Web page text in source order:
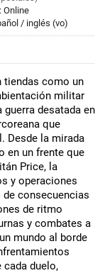
Online
/ inglés (vo)
tiendas como un
militar
desatada en
que
Desde la mirada
en un frente que
Price, la
y operaciones
consecuencias
de ritmo
y combates a
mundo al borde
duelo,